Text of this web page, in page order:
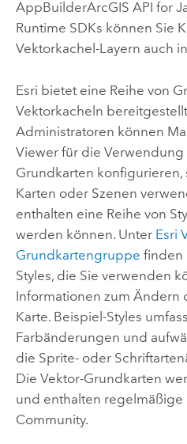
AppBuilderArcGIS API for
Runtime SDKs können Sie
Vektorkachel-Layern auch
Esri bietet eine Reihe von
Vektorkacheln
Administratoren können
Viewerfür die Verwendung
Grundkarten konfigurieren,
Karten oder Szenen
enthalten eine Reihe von
werden können. Unter Esri
Grundkartengruppe finden
Styles, die Sie verwenden
Informationen zum Ändern
Karte. Beispiel-Styles
Farbänderungen und
die Sprite- oder
Die Vektor-Grundkarten
und enthalten regelmäßige
Community.